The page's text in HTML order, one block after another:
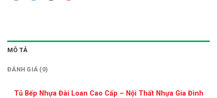
MÔ TẢ
ĐÁNH GIÁ (0)
Tủ Bếp Nhựa Đài Loan Cao Cấp – Nội Thất Nhựa Gia Đình